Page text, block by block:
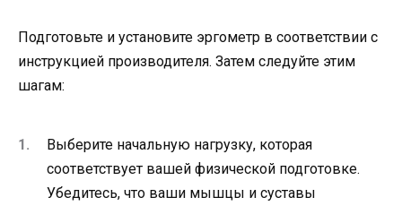
Подготовьте и установите эргометр в соответствии с
инструкцией производителя. Затем следуйте этим
шагам:
Выберите начальную нагрузку, которая
соответствует вашей физической подготовке.
Убедитесь, что ваши мышцы и суставы